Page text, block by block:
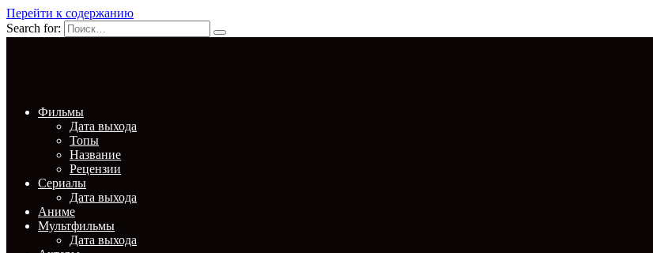
Перейти к содержанию
Search for:
Фильмы
Дата выхода
Топы
Название
Рецензии
Сериалы
Дата выхода
Аниме
Мультфильмы
Дата выхода